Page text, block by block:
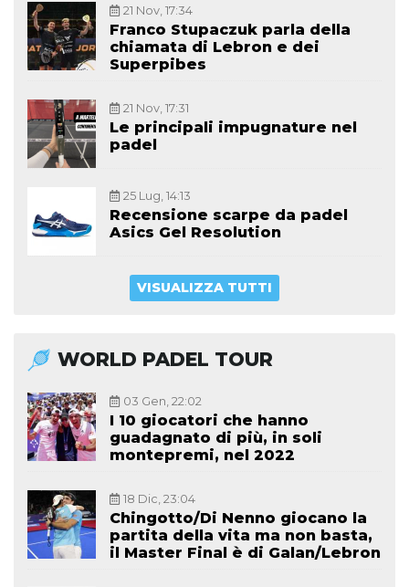
21 Nov, 17:34
Franco Stupaczuk parla della
chiamata di Lebron e dei
Superpibes
21 Nov, 17:31
Le principali impugnature nel
padel
25 Lug, 14:13
Recensione scarpe da padel
Asics Gel Resolution
VISUALIZZA TUTTI
WORLD PADEL TOUR
03 Gen, 22:02
I 10 giocatori che hanno
guadagnato di più, in soli
montepremi, nel 2022
18 Dic, 23:04
Chingotto/Di Nenno giocano la
partita della vita ma non basta,
il Master Final è di Galan/Lebron